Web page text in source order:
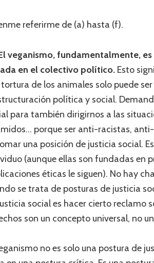
referirme de (a) hasta (f).
veganismo, fundamentalmente,
en el colectivo político. Esto
de los animales solo puede
política y social.
para también dirigirnos a las
porque ser anti-racistas,
una posición de justicia social.
(aunque ellas son fundadas en
éticas le siguen). No hay
se trata de posturas de justicia
social es hacer cierto reclamo
son un concepto universal, no
no es solo una postura de